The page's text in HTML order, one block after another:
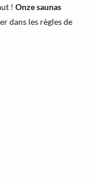
! Onze saunas
dans les règles de